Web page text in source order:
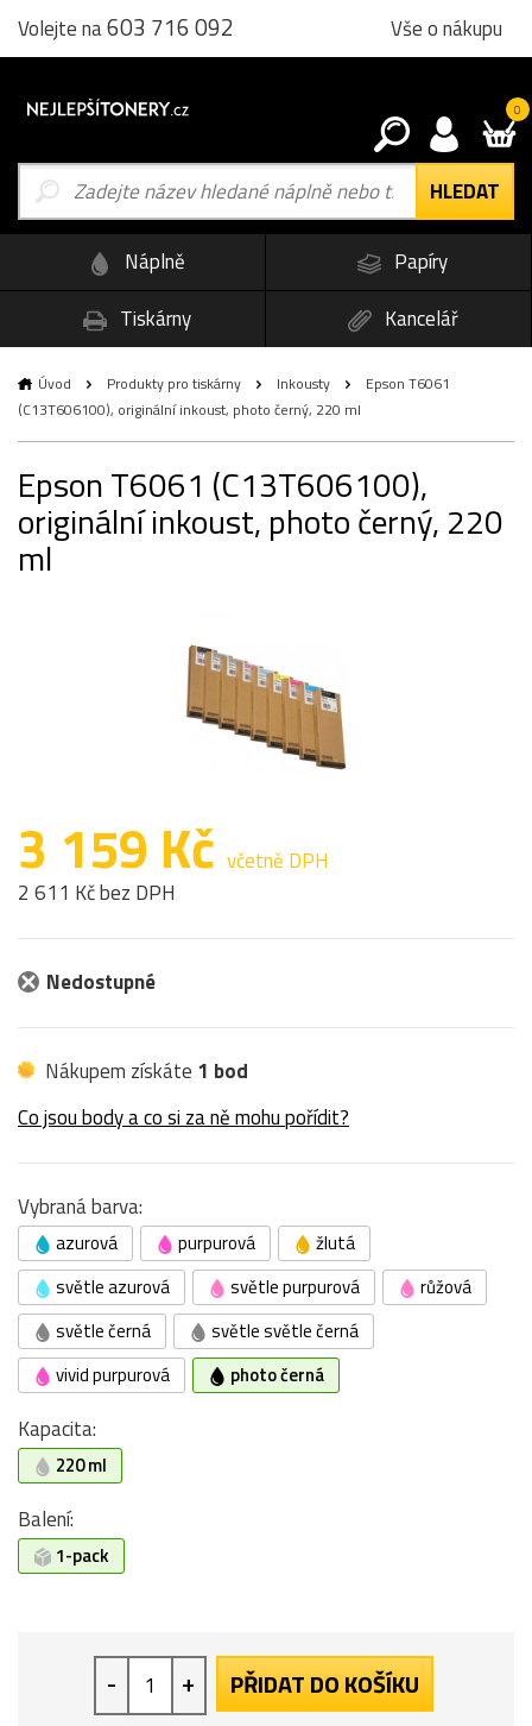
Volejte na603 716 092 Vše o nákupu
0
Náplně
Papíry
Tiskárny
Kancelář
Úvod Produkty pro tiskárny Inkousty
Epson T6061
(C13T606100), originální inkoust, photo černý, 220 ml
Epson T6061 (C13T606100),
originální inkoust, photo černý, 220
ml
3 159 Kč včetně DPH
2 611 Kč bez DPH
Nedostupné
Nákupem získáte 1 bod
Co jsou body a co si za ně mohu pořídit?
Vybraná barva:
azurová purpurová
žlutá
světle azurová
světle purpurová
růžová
světle černá
světle světle černá
vivid purpurová
photo černá
Kapacita:
220 ml
Balení:
1-pack
- + PŘIDAT DO KOŠÍKU